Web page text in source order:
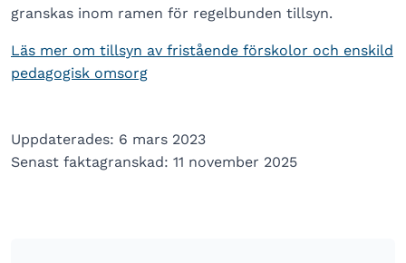
granskas inom ramen för regelbunden tillsyn.
Läs mer om tillsyn av fristående förskolor och enskild
pedagogisk omsorg
Uppdaterades: 6 mars 2023
Senast faktagranskad: 11 november 2025